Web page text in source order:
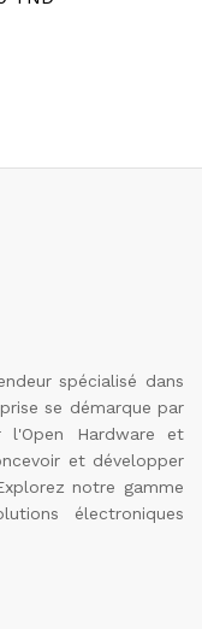
spécialisé dans
se démarque par
l'Open Hardware et
et développer
notre gamme
électroniques